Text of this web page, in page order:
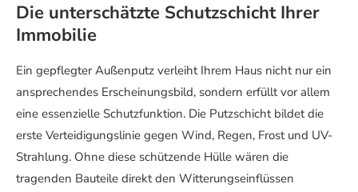
Die unterschätzte Schutzschicht Ihrer
Immobilie
Ein gepflegter Außenputz verleiht Ihrem Haus nicht nur ein
ansprechendes Erscheinungsbild, sondern erfüllt vor allem
eine essenzielle Schutzfunktion. Die Putzschicht bildet die
erste Verteidigungslinie gegen Wind, Regen, Frost und UV-
Strahlung. Ohne diese schützende Hülle wären die
tragenden Bauteile direkt den Witterungseinflüssen